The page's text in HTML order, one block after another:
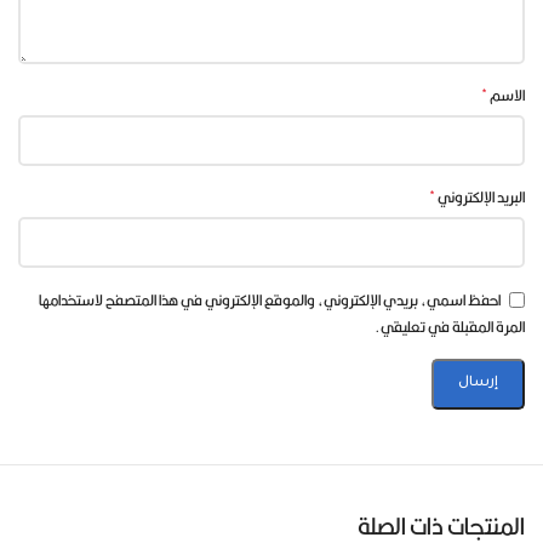
مكتبة متنوعة:
تضم أفلامًا و
وآسيوية.
قنوات ترفيهية:
تعليمات الاشتراك في سيرفر Sawa IPTV
متطلبات الجهاز:
يجب أن يكون لديك
اتصل بخدمة عملاء متجر
الاسم*
البريد الإلكتروني*
احفظ اسمي، بريدي الإلكتروني، والموقع الإلكتروني في هذا المتصفح لاستخدامها
المرة المقبلة في تعليقي.
المنتجات ذات الصلة